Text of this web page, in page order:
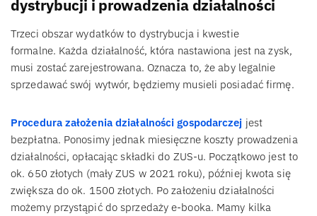
dystrybucji i prowadzenia działalności
Trzeci obszar wydatków to dystrybucja i kwestie
formalne. Każda działalność, która nastawiona jest na zysk,
musi zostać zarejestrowana. Oznacza to, że aby legalnie
sprzedawać swój wytwór, będziemy musieli posiadać firmę.
Procedura założenia działalności gospodarczej jest
bezpłatna. Ponosimy jednak miesięczne koszty prowadzenia
działalności, opłacając składki do ZUS-u. Początkowo jest to
ok. 650 złotych (mały ZUS w 2021 roku), później kwota się
zwiększa do ok. 1500 złotych. Po założeniu działalności
możemy przystąpić do sprzedaży e-booka. Mamy kilka